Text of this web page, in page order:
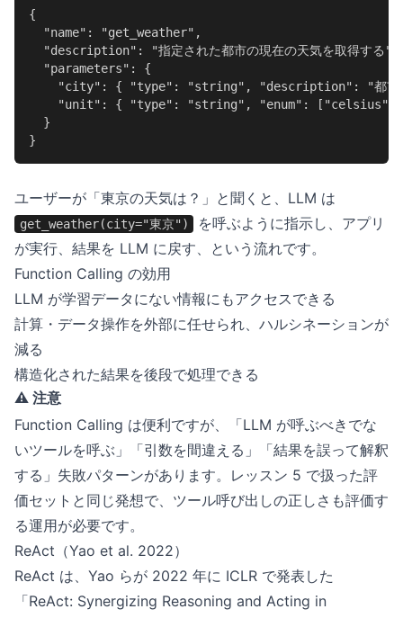
{
  "name": "get_weather",
  "description": "指定された都市の現在の天気を取得する",
  "parameters": {
"city": { "type": "string", "description": "都市
"unit": { "type": "string", "enum": ["celsius",
  }
}
ユーザーが「東京の天気は？」と聞くと、LLM は
get_weather(city="東京")
を呼ぶように指示し、アプリ
が実行、結果を LLM に戻す、という流れです。
Function Calling の効用
LLM が学習データにない情報にもアクセスできる
計算・データ操作を外部に任せられ、ハルシネーションが
減る
構造化された結果を後段で処理できる
⚠️ 注意
Function Calling は便利ですが、「LLM が呼ぶべきでな
いツールを呼ぶ」「引数を間違える」「結果を誤って解釈
する」失敗パターンがあります。レッスン 5 で扱った評
価セットと同じ発想で、ツール呼び出しの正しさも評価す
る運用が必要です。
ReAct（Yao et al. 2022）
ReAct は、Yao らが 2022 年に ICLR で発表した
「ReAct: Synergizing Reasoning and Acting in